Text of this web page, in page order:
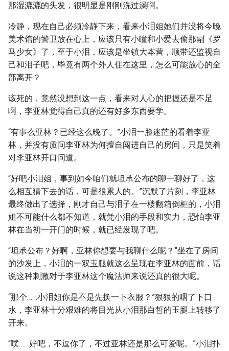
那湿漉漉的头发，很明显是刚刚洗过澡啊。
冷静，现在自己必须冷静下来，看来小泪姐她们并没将今晚
美术馆的警卫放在心上，应该只有小瞳和小爱去偷那副《罗
马少女》了，至于小泪，应该是坐镇大本营，顺带还监视自
己和泪子吧，毕竟有两个外人住在这里，怎么可能放心的全
部离开？
该死的，竟然没想到这一点，看来对人心的把握还是不足
啊，李亚林觉得自己真的还有好多东西要学。
“有事么亚林？已经这么晚了。”小泪一脸迷茫的看着李亚
林，并没有质问李亚林为何擅自闯进自己的房间，只是笑着
对李亚林开口问道。
“好吧小泪姐，事到如今咱们就坦承公布的聊一聊好了，这
么相互猜下去的话，可是很累人的。”沉默了片刻，李亚林
最终做出了选择，刚才自己与泪子在一楼翻箱倒柜的，小泪
姐不可能什么都不知道，就凭小泪的手段和实力，恐怕李亚
林在当初一开门的时候，就已经发现了吧。
“坦承公布？好啊，亚林你想要与我聊什么呢？”坐在了房间
的沙发上，小泪的一双玉腿就这么呈现在李亚林的面前，话
说这种刺激对于李亚林这个魔法师来说还真的很大呢。
“那个……小泪姐你是不是先换一下衣服？”狠狠的咽了下口
水，李亚林十分艰难的将目光从小泪那白皙的玉腿上转移了
开来。
“噗……好吧，不逗你了，不过亚林还是那么可爱呢。”小泪扑